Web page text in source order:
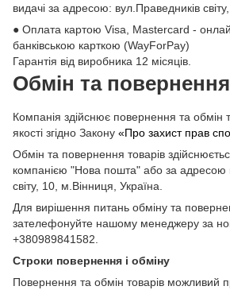
видачі за адресою: вул.Праведників
● Оплата картою Visa, Mastercard -
банківською карткою (WayForPay)
Гарантія від виробника 12 місяців.
Обмін та повернення
Компанія здійснює повернення та обмін
якості згідно Закону «Про захист прав
Обмін та повернення товарів
компанією "Нова пошта" або за адресою
світу, 10, м.Вінниця, Україна.
Для вирішення питань обміну та
зателефонуйте нашому менеджеру за
+380989841582.
Строки повернення і обміну
Повернення та обмін товарів можливий